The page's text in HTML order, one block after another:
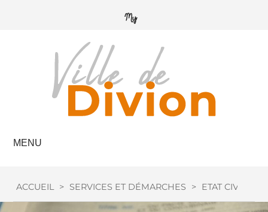
MENU
ACCUEIL > SERVICES ET DÉMARCHES > ETAT CIVIL